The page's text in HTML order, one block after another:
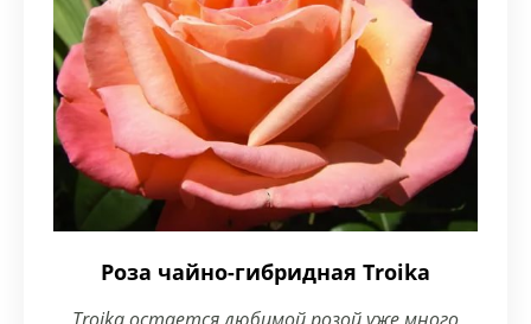
Роза чайно-гибридная Troika